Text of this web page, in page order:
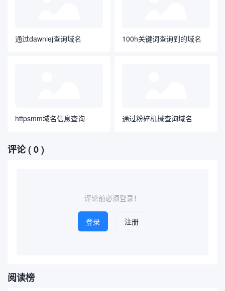
通过dawniej查询域名 100h关键词查询到的域名
httpsmm域名信息查询 通过粉碎机械查询域名
评论( 0 )
评论前必须登录！
登录 注册
阅读榜